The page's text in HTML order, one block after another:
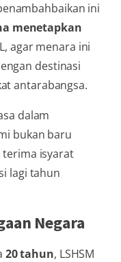
ini
menetapkan
agar menara ini
destinasi
antarabangsa.
dalam
bukan baru
terima isyarat
lagi tahun
Negara
20 tahun, LSHSM